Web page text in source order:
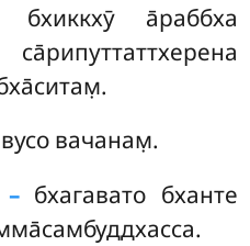
бхиккхӯ а̄раббха
вачанам̣.
бхагавато бханте